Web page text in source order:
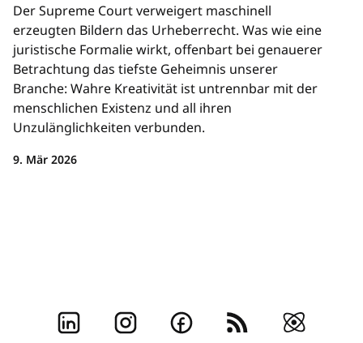
Der Supreme Court verweigert maschinell
erzeugten Bildern das Urheberrecht. Was wie eine
juristische Formalie wirkt, offenbart bei genauerer
Betrachtung das tiefste Geheimnis unserer
Branche: Wahre Kreativität ist untrennbar mit der
menschlichen Existenz und all ihren
Unzulänglichkeiten verbunden.
9. Mär 2026